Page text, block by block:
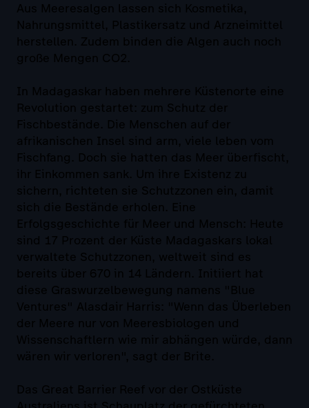
Aus Meeresalgen lassen sich Kosmetika,
Nahrungsmittel, Plastikersatz und Arzneimittel
herstellen. Zudem binden die Algen auch noch
große Mengen CO2.
In Madagaskar haben mehrere Küstenorte eine
Revolution gestartet: zum Schutz der
Fischbestände. Die Menschen auf der
afrikanischen Insel sind arm, viele leben vom
Fischfang. Doch sie hatten das Meer überfischt,
ihr Einkommen sank. Um ihre Existenz zu
sichern, richteten sie Schutzzonen ein, damit
sich die Bestände erholen. Eine
Erfolgsgeschichte für Meer und Mensch: Heute
sind 17 Prozent der Küste Madagaskars lokal
verwaltete Schutzzonen, weltweit sind es
bereits über 670 in 14 Ländern. Initiiert hat
diese Graswurzelbewegung namens "Blue
Ventures" Alasdair Harris: "Wenn das Überleben
der Meere nur von Meeresbiologen und
Wissenschaftlern wie mir abhängen würde, dann
wären wir verloren", sagt der Brite.
Das Great Barrier Reef vor der Ostküste